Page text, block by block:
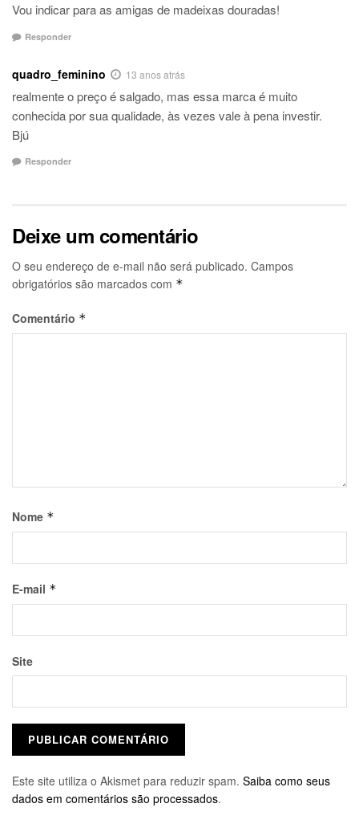
Vou indicar para as amigas de madeixas douradas!
Responder
quadro_feminino 13 anos atrás
realmente o preço é salgado, mas essa marca é muito
conhecida por sua qualidade, às vezes vale à pena investir.
Bjú
Responder
Deixe um comentário
O seu endereço de e-mail não será publicado. Campos
obrigatórios são marcados com *
Comentário *
Nome *
E-mail *
Site
Este site utiliza o Akismet para reduzir spam. Saiba como seus
dados em comentários são processados.